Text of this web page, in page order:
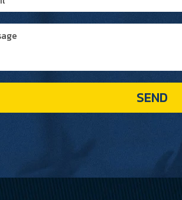
SEND